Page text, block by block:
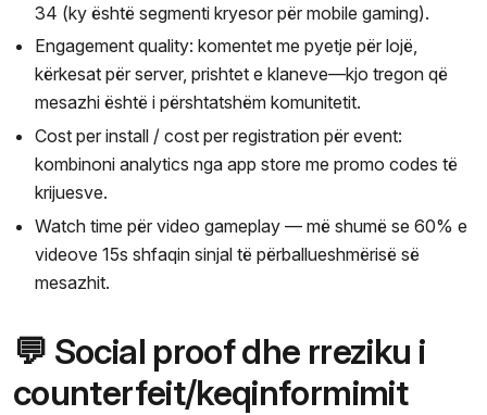
34 (ky është segmenti kryesor për mobile gaming).
Engagement quality: komentet me pyetje për lojë,
kërkesat për server, prishtet e klaneve—kjo tregon që
mesazhi është i përshtatshëm komunitetit.
Cost per install / cost per registration për event:
kombinoni analytics nga app store me promo codes të
krijuesve.
Watch time për video gameplay — më shumë se 60% e
videove 15s shfaqin sinjal të përballueshmërisë së
mesazhit.
💬 Social proof dhe rreziku i
counterfeit/keqinformimit